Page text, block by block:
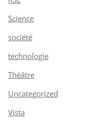
Science
société
technologie
Théâtre
Uncategorized
Vista